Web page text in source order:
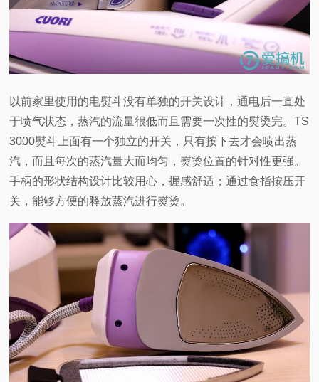
以前家里使用的电熨斗没有单独的开关设计，通电后一直处
于喷气状态，蒸汽的流量很低而且需要一次性的熨烫完。TS
3000熨斗上面有一个独立的开关，只有按下去才会喷出蒸
汽，而且每次的蒸汽量大而均匀，熨烫位置的针对性更强。
手柄的形状结构设计比较用心，握感舒适；通过食指按压开
关，能够方便的释放蒸汽进行熨烫。